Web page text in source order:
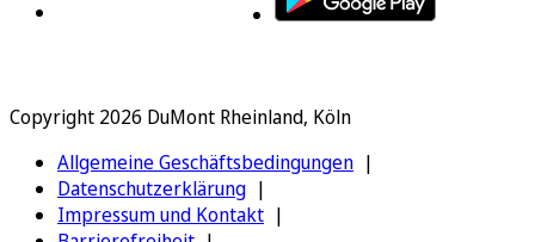
Copyright 2026 DuMont Rheinland, Köln
Allgemeine Geschäftsbedingungen
Datenschutzerklärung
Impressum und Kontakt